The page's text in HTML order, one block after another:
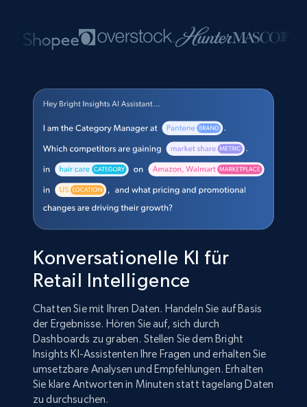
Konversationelle KI für
Retail Intelligence
Chatten Sie mit Ihren Daten. Handeln Sie auf Basis
der Ergebnisse. Hören Sie auf, sich durch
Dashboards zu graben. Stellen Sie dem Bright
Insights KI-Assistenten Ihre Fragen und erhalten Sie
umsetzbare Analysen und Empfehlungen. Erhalten
Sie klare Antworten in Minuten statt tagelang Daten
zu durchsuchen.